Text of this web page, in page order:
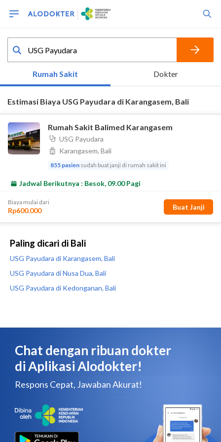
Paling dicari di Bali
USG Payudara di Karangasem, Bali
USG Payudara di Nusa Dua, Bali
USG Payudara di Kedonganan, Bali